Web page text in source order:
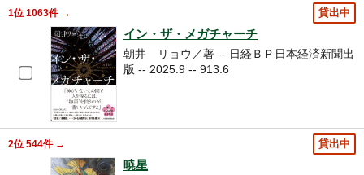
貸出中
1位 1063件 →
イン・ザ・メガチャーチ
朝井 リョウ／著 -- 日経ＢＰ日本経済新聞出
版 -- 2025.9 -- 913.6
貸出中
2位 544件 →
暁星